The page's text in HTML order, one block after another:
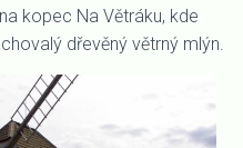
kopec Na Větráku, kde
dřevěný větrný mlýn.